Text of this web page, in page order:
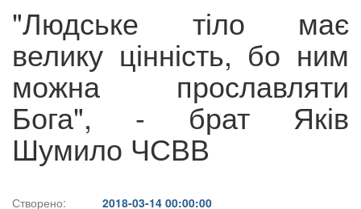
"Людське тіло має
велику цінність, бо ним
можна прославляти
Бога", - брат Яків
Шумило ЧСВВ
Створено:
2018-03-14 00:00:00